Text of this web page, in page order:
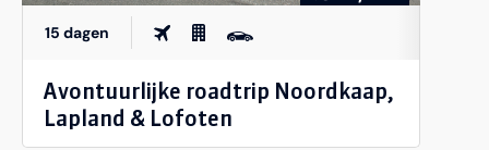
15 dagen
Avontuurlijke roadtrip Noordkaap,
Lapland & Lofoten